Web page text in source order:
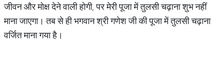
जीवन और मोक्ष देने वाली होगी, पर मेरी पूजा में तुलसी चढ़ाना शुभ नहीं
माना जाएगा। तब से ही भगवान श्री गणेश जी की पूजा में तुलसी चढ़ाना
वर्जित माना गया है।